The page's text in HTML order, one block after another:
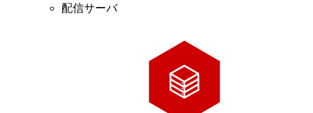
配信サーバ